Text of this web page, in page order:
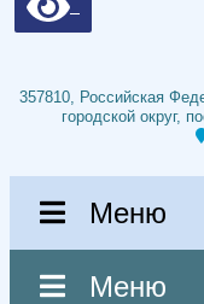
357810, Российская
городской округ,
Меню
Меню